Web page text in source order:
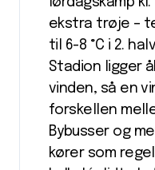
ekstra trøje –
til 6-8 °C i 2.
Stadion ligger
vinden, så en
forskellen
Bybusser og
kører som